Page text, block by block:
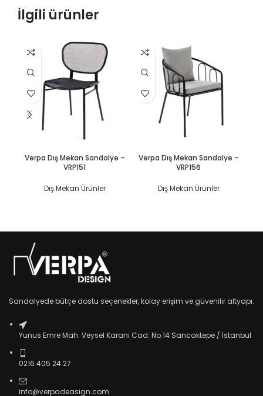
İlgili ürünler
Verpa Dış Mekan Sandalye –
VRP151
Dış Mekan Ürünler
Verpa Dış Mekan Sandalye –
VRP156
Dış Mekan Ürünler
Sandalyede bütçe dostu seçenekler, kolay erişim ve güvenilir altyapı.
Yunus Emre Mah. Veysel Karani Cad. No:14 Sancaktepe / İstanbul
0216 405 24 27
info@verpadeasign.com